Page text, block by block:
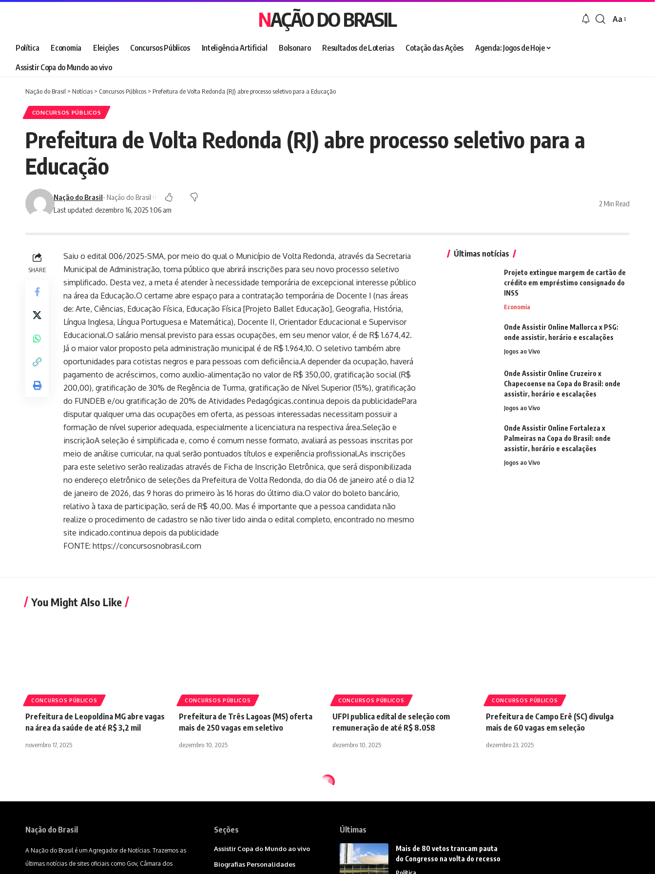
NAÇÃO DO BRASIL
Font
Aa
Política Economia Eleições Concursos Públicos Inteligência Artificial Bolsonaro Resultados de Loterias Cotação das Ações
Agenda: Jogos de Hoje
Assistir Copa do Mundo ao vivo
Nação do Brasil > Notícias > Concursos Públicos > Prefeitura de Volta Redonda (RJ) abre processo seletivo para a Educação
CONCURSOS PÚBLICOS
Prefeitura de Volta Redonda (RJ) abre processo seletivo para a
Educação
Last updated: dezembro 16, 2025 1:06 am
Nação do Brasil- Nação do Brasil
2 Min Read
SHARE
Saiu o edital 006/2025-SMA, por meio do qual o Município de Volta Redonda, através da Secretaria
Municipal de Administração, torna público que abrirá inscrições para seu novo processo seletivo
simplificado. Desta vez, a meta é atender à necessidade temporária de excepcional interesse público
na área da Educação.O certame abre espaço para a contratação temporária de Docente I (nas áreas
de: Arte, Ciências, Educação Física, Educação Física [Projeto Ballet Educação], Geografia, História,
Língua Inglesa, Língua Portuguesa e Matemática), Docente II, Orientador Educacional e Supervisor
Educacional.O salário mensal previsto para essas ocupações, em seu menor valor, é de R$ 1.674,42.
Já o maior valor proposto pela administração municipal é de R$ 1.964,10. O seletivo também abre
oportunidades para cotistas negros e para pessoas com deficiência.A depender da ocupação, haverá
pagamento de acréscimos, como auxílio-alimentação no valor de R$ 350,00, gratificação social (R$
200,00), gratificação de 30% de Regência de Turma, gratificação de Nível Superior (15%), gratificação
do FUNDEB e/ou gratificação de 20% de Atividades Pedagógicas.continua depois da publicidadePara
disputar qualquer uma das ocupações em oferta, as pessoas interessadas necessitam possuir a
formação de nível superior adequada, especialmente a licenciatura na respectiva área.Seleção e
inscriçãoA seleção é simplificada e, como é comum nesse formato, avaliará as pessoas inscritas por
meio de análise curricular, na qual serão pontuados títulos e experiência profissional.As inscrições
para este seletivo serão realizadas através de Ficha de Inscrição Eletrônica, que será disponibilizada
no endereço eletrônico de seleções da Prefeitura de Volta Redonda, do dia 06 de janeiro até o dia 12
de janeiro de 2026, das 9 horas do primeiro às 16 horas do último dia.O valor do boleto bancário,
relativo à taxa de participação, será de R$ 40,00. Mas é importante que a pessoa candidata não
realize o procedimento de cadastro se não tiver lido ainda o edital completo, encontrado no mesmo
site indicado.continua depois da publicidade
FONTE: https://concursosnobrasil.com
Últimas notícias
Projeto extingue margem de cartão de
crédito em empréstimo consignado do
INSS
Economia
Onde Assistir Online Mallorca x PSG:
onde assistir, horário e escalações
Jogos ao Vivo
Onde Assistir Online Cruzeiro x
Chapecoense na Copa do Brasil: onde
assistir, horário e escalações
Jogos ao Vivo
Onde Assistir Online Fortaleza x
Palmeiras na Copa do Brasil: onde
assistir, horário e escalações
Jogos ao Vivo
You Might Also Like
CONCURSOS PÚBLICOS
Prefeitura de Leopoldina MG abre vagas
na área da saúde de até R$ 3,2 mil
novembro 17, 2025
CONCURSOS PÚBLICOS
Prefeitura de Três Lagoas (MS) oferta
mais de 250 vagas em seletivo
dezembro 10, 2025
CONCURSOS PÚBLICOS
UFPI publica edital de seleção com
remuneração de até R$ 8.058
dezembro 10, 2025
CONCURSOS PÚBLICOS
Prefeitura de Campo Erê (SC) divulga
mais de 60 vagas em seleção
dezembro 23, 2025
Nação do Brasil
A Nação do Brasil é um Agregador de Notícias. Trazemos as
últimas notícias de sites oficiais como Gov, Câmara dos
Seções
Assistir Copa do Mundo ao vivo
Biografias Personalidades
Últimas
Mais de 80 vetos trancam pauta
do Congresso na volta do recesso